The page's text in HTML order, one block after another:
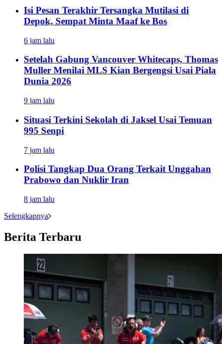
Isi Pesan Terakhir Tersangka Mutilasi di
Depok, Sempat Minta Maaf ke Bos
6 jam lalu
Setelah Gabung Vancouver Whitecaps, Thomas
Muller Menilai MLS Kian Bergengsi Usai Piala
Dunia 2026
9 jam lalu
Situasi Terkini Sekolah di Jaksel Usai Temuan
995 Senpi
7 jam lalu
Polisi Tangkap Dua Orang Terkait Unggahan
Prabowo dan Nuklir Iran
8 jam lalu
Selengkapnya
Berita Terbaru